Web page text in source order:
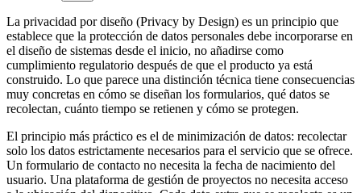
La privacidad por diseño (Privacy by Design) es un principio que
establece que la protección de datos personales debe incorporarse en
el diseño de sistemas desde el inicio, no añadirse como
cumplimiento regulatorio después de que el producto ya está
construido. Lo que parece una distinción técnica tiene consecuencias
muy concretas en cómo se diseñan los formularios, qué datos se
recolectan, cuánto tiempo se retienen y cómo se protegen.
El principio más práctico es el de minimización de datos: recolectar
solo los datos estrictamente necesarios para el servicio que se ofrece.
Un formulario de contacto no necesita la fecha de nacimiento del
usuario. Una plataforma de gestión de proyectos no necesita acceso